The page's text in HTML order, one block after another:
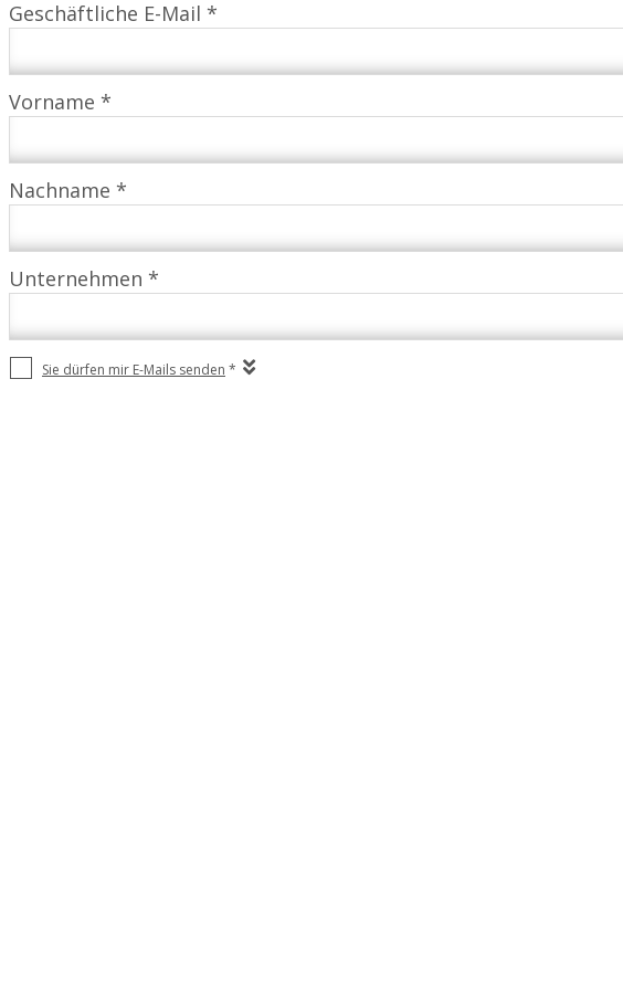
Geschäftliche E-Mail *
Vorname *
Nachname *
Unternehmen *
Sie dürfen mir E-Mails senden *